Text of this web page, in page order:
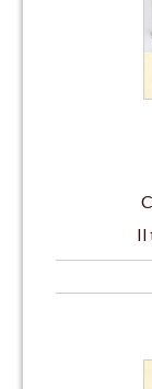
Il